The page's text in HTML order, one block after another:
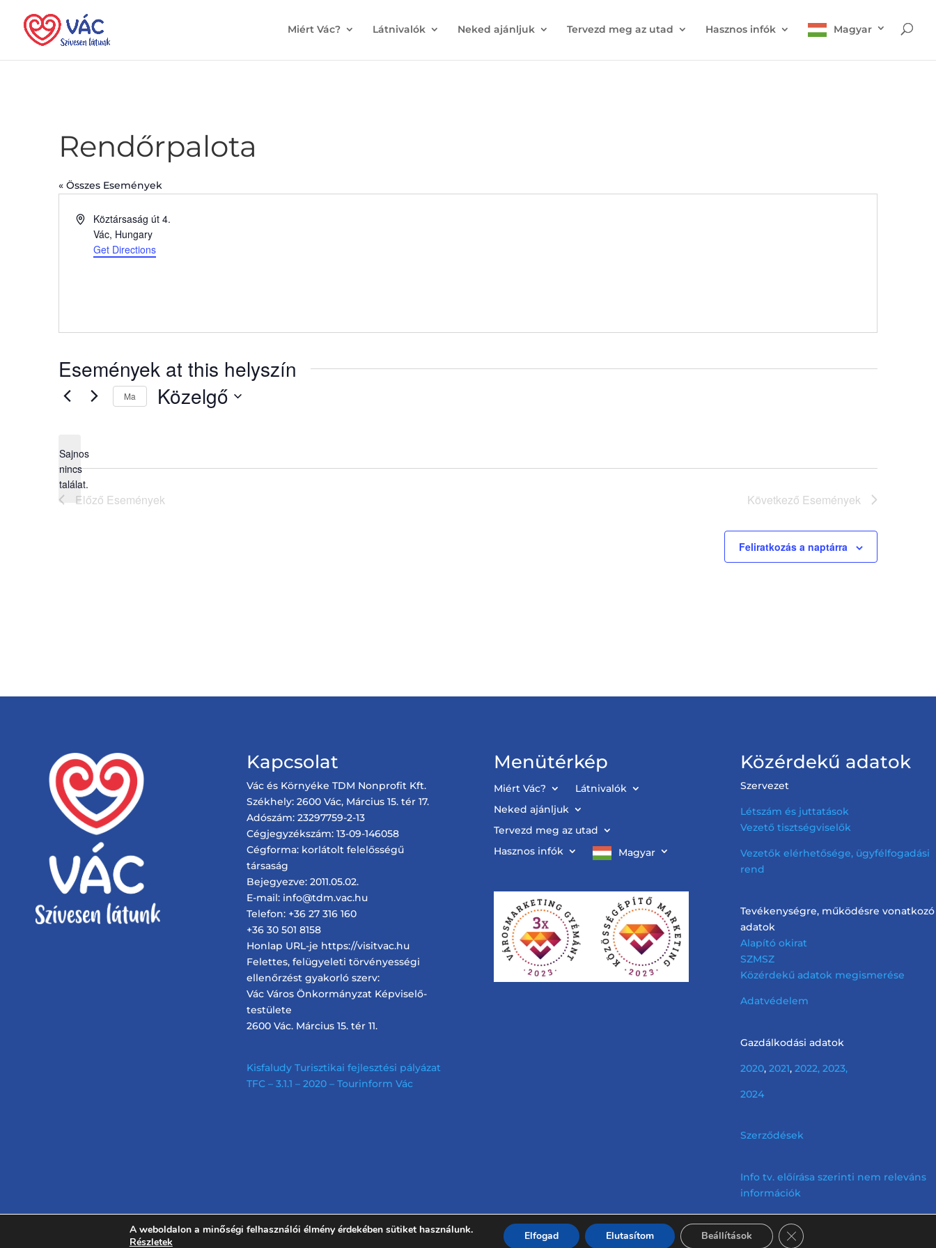
Miért Vác? Látnivalók Neked ajánljuk Tervezd meg az utad Hasznos infók Magyar
Rendőrpalota
« Összes Események
AddressKöztársaság út 4.
Vác, Hungary
Get Directions
Események at this helyszín
Notice
Sajnos
nincs
találat.
Ma Közelgő
Előző Események Következő Események
Feliratkozás a naptárra
Kapcsolat
Vác és Környéke TDM Nonprofit Kft.
Székhely: 2600 Vác, Március 15. tér 17.
Adószám: 23297759-2-13
Cégjegyzékszám: 13-09-146058
Cégforma: korlátolt felelősségű
társaság
Bejegyezve: 2011.05.02.
E-mail: info@tdm.vac.hu
Telefon: +36 27 316 160
+36 30 501 8158
Honlap URL-je https://visitvac.hu
Felettes, felügyeleti törvényességi
ellenőrzést gyakorló szerv:
Vác Város Önkormányzat Képviselő-
testülete
2600 Vác. Március 15. tér 11.
Kisfaludy Turisztikai fejlesztési pályázat
TFC – 3.1.1 – 2020 – Tourinform Vác
Menütérkép
Miért Vác?
Látnivalók
Neked ajánljuk
Tervezd meg az utad
Hasznos infók
Magyar
Közérdekű adatok
Szervezet
Létszám és juttatások
Vezető tisztségviselők
Vezetők elérhetősége, ügyfélfogadási
rend
Tevékenységre, működésre vonatkozó
adatok
Alapító okirat
SZMSZ
Közérdekű adatok megismerése
Adatvédelem
Gazdálkodási adatok
2020,2021,2022, 2023,
2024
Szerződések
Info tv. előírása szerinti nem releváns
információk
A weboldalon a minőségi felhasználói élmény érdekében sütiket használunk.
Részletek
Elfogad Elutasítom Beállítások Close GDPR Cookie Banner